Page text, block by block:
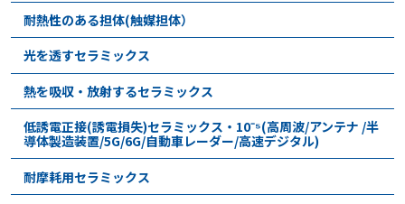
耐熱性のある担体(触媒担体）
光を透すセラミックス
熱を吸収・放射するセラミックス
低誘電正接(誘電損失)セラミックス・10⁻⁵(高周波/アンテナ /半
導体製造装置/5G/6G/自動車レーダー/高速デジタル)
耐摩耗用セラミックス